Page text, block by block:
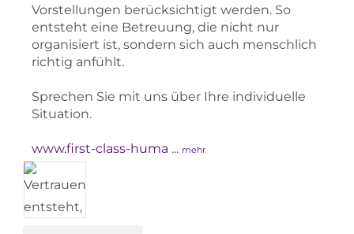
Vorstellungen berücksichtigt werden. So
entsteht eine Betreuung, die nicht nur
organisiert ist, sondern sich auch menschlich
richtig anfühlt.
Sprechen Sie mit uns über Ihre individuelle
Situation.
www.first-class-huma ... mehr